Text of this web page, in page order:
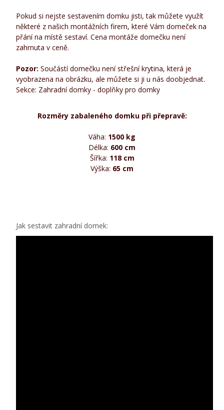
Pokud si nejste sestavením domku jisti, tak můžete využít
některé z našich montážních firem, které Vám domeček na
přání na místě sestaví. Cena montáže domečku není
zahrnuta v ceně.
Pozor: Součástí domečku není střešní krytina, která je
vyobrazena na obrázku, ale můžete si ji u nás doobjednat.
Sekce: Zahradní domky - doplňky pro domky
Rozměry zabaleného domku při přepravě:
Váha: 1500 kg
Délka: 600 cm
Šířka: 118 cm
Výška: 65 cm
Jak sestavit zahradní domek: